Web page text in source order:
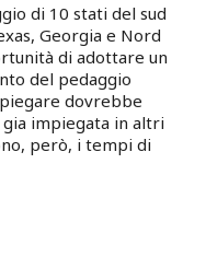
di 10 stati del sud
Georgia e Nord
di adottare un
del pedaggio
dovrebbe
gia impiegata in altri
però, i tempi di